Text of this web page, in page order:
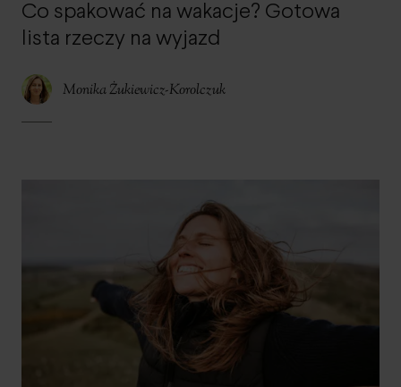
Co spakować na wakacje? Gotowa
lista rzeczy na wyjazd
Monika Żukiewicz-Korolczuk